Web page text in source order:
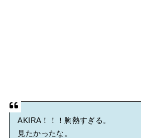
AKIRA！！！胸熱すぎる。
見たかったな。